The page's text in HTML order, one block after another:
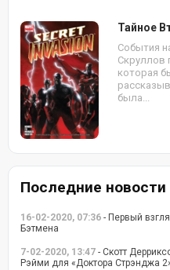
Тайное
События
Скруллов
которая
была...
Последние новости
16-02-2020, 07:36 - Первый
Бэтмена
7-02-2020, 13:47 - Скотт
Рэйми для «Доктора Стрэнджа